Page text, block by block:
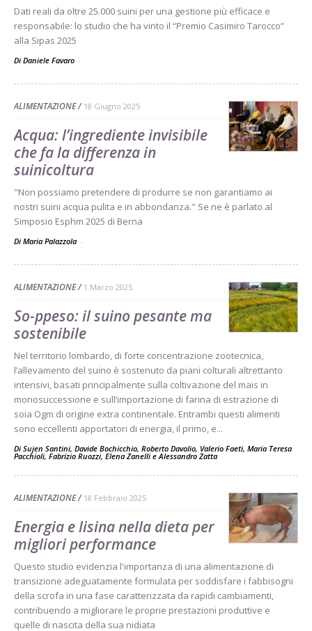
Dati reali da oltre 25.000 suini per una gestione più efficace e
responsabile: lo studio che ha vinto il “Premio Casimiro Tarocco”
alla Sipas 2025
Di Daniele Favaro -
ALIMENTAZIONE 18 Giugno 2025
Acqua: l’ingrediente invisibile
che fa la differenza in
suinicoltura
"Non possiamo pretendere di produrre se non garantiamo ai
nostri suini acqua pulita e in abbondanza." Se ne è parlato al
Simposio Esphm 2025 di Berna
Di Maria Palazzola -
ALIMENTAZIONE 1 Marzo 2025
So-ppeso: il suino pesante ma
sostenibile
Nel territorio lombardo, di forte concentrazione zootecnica,
l’allevamento del suino è sostenuto da piani colturali altrettanto
intensivi, basati principalmente sulla coltivazione del mais in
monosuccessione e sull’importazione di farina di estrazione di
soia Ogm di origine extra continentale. Entrambi questi alimenti
sono eccellenti apportatori di energia, il primo, e...
Di Sujen Santini, Davide Bochicchio, Roberto Davolio, Valerio Faeti, Maria Teresa
Pacchioli, Fabrizio Ruozzi, Elena Zanelli eAlessandro Zatta
ALIMENTAZIONE 18 Febbraio 2025
Energia e lisina nella dieta per
migliori performance
Questo studio evidenzia l'importanza di una alimentazione di
transizione adeguatamente formulata per soddisfare i fabbisogni
della scrofa in una fase caratterizzata da rapidi cambiamenti,
contribuendo a migliorare le proprie prestazioni produttive e
quelle di nascita della sua nidiata